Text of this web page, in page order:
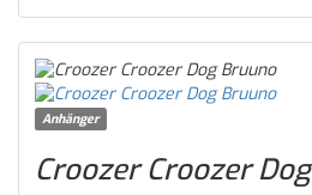
Anhänger
Croozer Croozer